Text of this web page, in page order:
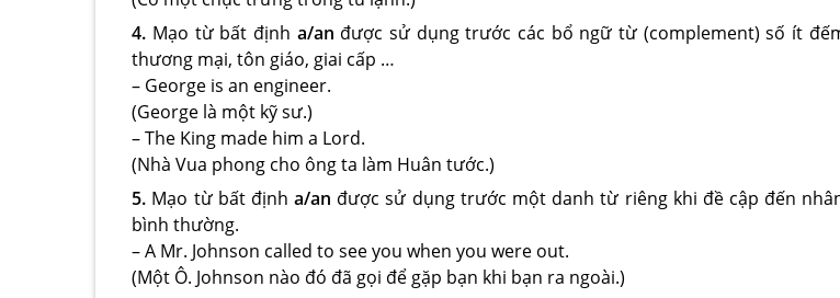
4. Mạo từ bất định a/an được sử dụng trước các bổ ngữ từ (complement) số ít
thương mại, tôn giáo, giai cấp …
– George is an engineer.
(George là một kỹ sư.)
– The King made him a Lord.
(Nhà Vua phong cho ông ta làm Huân tước.)
5. Mạo từ bất địnha/an được sử dụng trước một danh từ riêng khi đề cập đến
bình thường.
– A Mr. Johnson called to see you when you were out.
(Một Ô. Johnson nào đó đã gọi để gặp bạn khi bạn ra ngoài.)